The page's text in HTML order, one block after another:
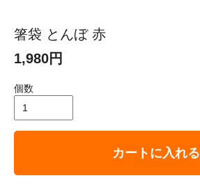
箸袋 とんぼ 赤
1,980円
個数
カートに入れる